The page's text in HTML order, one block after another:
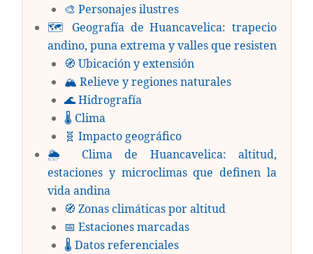
🎨 Personajes ilustres
🗺️ Geografía de Huancavelica: trapecio
andino, puna extrema y valles que resisten
🧭 Ubicación y extensión
🏔️ Relieve y regiones naturales
🌊 Hidrografía
🌡️ Clima
🧬 Impacto geográfico
🌦️ Clima de Huancavelica: altitud,
estaciones y microclimas que definen la
vida andina
🧭 Zonas climáticas por altitud
📅 Estaciones marcadas
🌡️ Datos referenciales